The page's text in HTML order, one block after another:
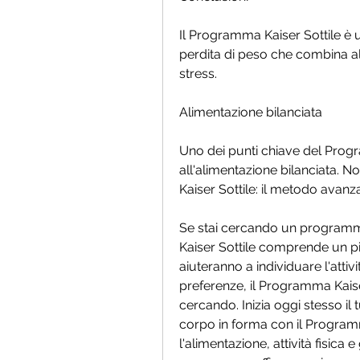
Il Programma Kaiser Sottile
perdita di peso che combina
stress.
Alimentazione bilanciata
Uno dei punti chiave del
all'alimentazione bilanciata.
Kaiser Sottile: il metodo
Se stai cercando un
Kaiser Sottile comprende un
aiuteranno a individuare
preferenze, il Programma
cercando. Inizia oggi stesso il
corpo in forma con il
l'alimentazione, attività fisica